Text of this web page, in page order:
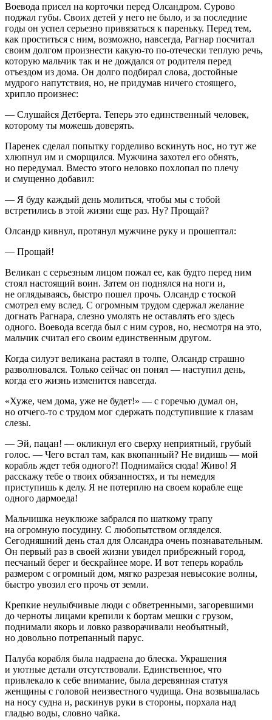
Воевода присел на корточки перед Олсандром. Сурово
поджал губы. Своих детей у него не было, и за последние
годы он успел серьезно привязаться к пареньку. Перед тем,
как проститься с ним, возможно, навсегда, Рагнар посчитал
своим долгом произнести какую-то по-отечески теплую речь,
которую мальчик так и не дождался от родителя перед
отъездом из дома. Он долго подбирал слова, достойные
мудрого напутствия, но, не придумав ничего стоящего,
хрипло произнес:
— Слушайся Детберта. Теперь это единственный человек,
которому ты можешь доверять.
Паренек сделал попытку горделиво вскинуть нос, но тут же
хлюпнул им и сморщился. Мужчина захотел его обнять,
но передумал. Вместо этого неловко похлопал по плечу
и смущенно добавил:
— Я буду каждый день молиться, чтобы мы с тобой
встретились в этой жизни еще раз. Ну? Прощай?
Олсандр кивнул, протянул мужчине руку и прошептал:
— Прощай!
Великан с серьезным лицом пожал ее, как будто перед ним
стоял настоящий воин. Затем он поднялся на ноги и,
не оглядываясь, быстро пошел прочь. Олсандр с тоской
смотрел ему вслед. С огромным трудом сдержал желание
догнать Рагнара, слезно умолять не оставлять его здесь
одного. Воевода всегда был с ним суров, но, несмотря на это,
мальчик считал его своим единственным другом.
Когда силуэт великана растаял в толпе, Олсандр страшно
разволновался. Только сейчас он понял — наступил день,
когда его жизнь изменится навсегда.
«Хуже, чем дома, уже не будет!» — с горечью думал он,
но отчего-то с трудом мог сдержать подступившие к глазам
слезы.
— Эй, пацан! — окликнул его сверху неприятный, грубый
голос. — Чего встал там, как вкопанный? Не видишь — мой
корабль ждет тебя одного?! Поднимайся сюда! Живо! Я
расскажу тебе о твоих обязанностях, и ты немедля
приступишь к делу. Я не потерплю на своем корабле еще
одного дармоеда!
Мальчишка неуклюже забрался по шаткому трапу
на огромную посудину. С любопытством огляделся.
Сегодняшний день стал для Олсандра очень познавательным.
Он первый раз в своей жизни увидел прибрежный город,
песчаный берег и бескрайнее море. И вот теперь корабль
размером с огромный дом, мягко разрезая невысокие волны,
быстро увозил его прочь от земли.
Крепкие неулыбчивые люди с обветренными, загоревшими
до черноты лицами крепили к бортам мешки с грузом,
поднимали якорь и ловко разворачивали необъятный,
но довольно потрепанный парус.
Палуба корабля была надраена до блеска. Украшения
и уютные детали отсутствовали. Единственное, что
привлекало к себе внимание, была деревянная статуя
женщины с головой неизвестного чудища. Она возвышалась
на носу судна и, раскинув руки в стороны, порхала над
гладью воды, словно чайка.